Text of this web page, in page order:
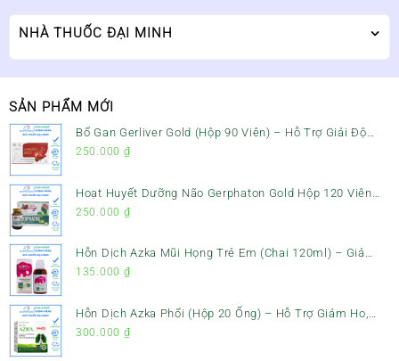
NHÀ THUỐC ĐẠI MINH
SẢN PHẨM MỚI
Bổ Gan Gerliver Gold (Hộp 90 Viên) – Hỗ Trợ Giải Độc
Gan, Mát Gan & Bảo Vệ Gan
250.000 ₫
Hoạt Huyết Dưỡng Não Gerphaton Gold Hộp 120 Viên
– Giảm Đau Đầu, Hoa Mắt, Chóng Mặt & Rối Loạn Tiền
250.000 ₫
Hỗn Dịch Azka Mũi Họng Trẻ Em (Chai 120ml) – Giảm
Ho, Tiêu Đờm & Đau Rát Họng
135.000 ₫
Hỗn Dịch Azka Phổi (Hộp 20 Ống) – Hỗ Trợ Giảm Ho,
Tiêu Đờm & Bổ Phổi
300.000 ₫